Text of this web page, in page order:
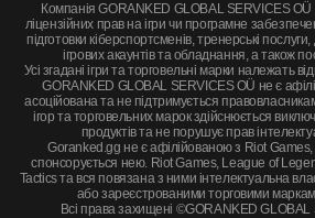
Компанія GORANKED GLOBAL SERVICES
ліцензійних прав на ігри чи програмне
підготовки кіберспортсменів, тренерські
ігрових акаунтів та обладнання, а також
Усі згадані ігри та торговельні марки належать
GORANKED GLOBAL SERVICES OÜ не є
асоційована та не підтримується
ігор та торговельних марок здійснюється
продуктів та не порушує прав
Goranked.gg не є афілійованою з Riot
спонсорується нею. Riot Games, League of
Tactics та вся повязана з ними інтелектуальна
або зареєстрованими торговими
Всі права захищені ©GORANKED